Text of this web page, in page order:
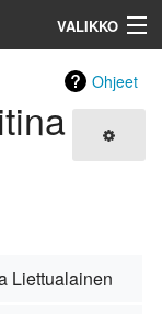
VALIKKO
Ohjeet
Liettualainen